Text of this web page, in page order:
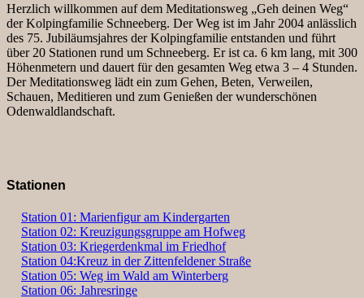
Herzlich willkommen auf dem Meditationsweg „Geh deinen Weg“
der Kolpingfamilie Schneeberg. Der Weg ist im Jahr 2004 anlässlich
des 75. Jubiläumsjahres der Kolpingfamilie entstanden und führt
über 20 Stationen rund um Schneeberg. Er ist ca. 6 km lang, mit 300
Höhenmetern und dauert für den gesamten Weg etwa 3 – 4 Stunden.
Der Meditationsweg lädt ein zum Gehen, Beten, Verweilen,
Schauen, Meditieren und zum Genießen der wunderschönen
Odenwaldlandschaft.
Stationen
Station 01: Marienfigur am Kindergarten
Station 02: Kreuzigungsgruppe am Hofweg
Station 03: Kriegerdenkmal im Friedhof
Station 04:Kreuz in der Zittenfeldener Straße
Station 05: Weg im Wald am Winterberg
Station 06: Jahresringe